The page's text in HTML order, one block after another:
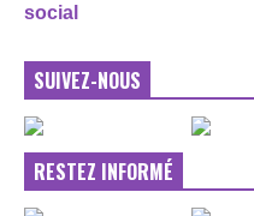
social
SUIVEZ-NOUS
RESTEZ INFORMÉ